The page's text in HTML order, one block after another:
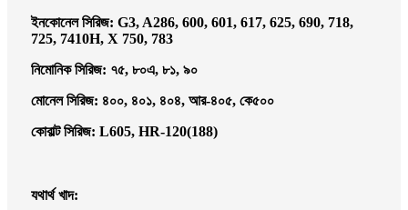
ইনকোনেল সিরিজ: G3, A286, 600, 601, 617, 625, 690, 718,
725, 7410H, X 750, 783
নিমোনিক সিরিজ: ৭৫, ৮০এ, ৮১, ৯০
মোনেল সিরিজ: ৪০০, ৪০১, ৪০৪, আর-৪০৫, কে৫০০
কোবাল্ট সিরিজ: L605, HR-120(188)
যথার্থ খাদ: